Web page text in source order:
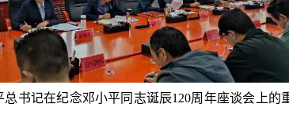
总书记在纪念邓小平同志诞辰120周年座谈会上的